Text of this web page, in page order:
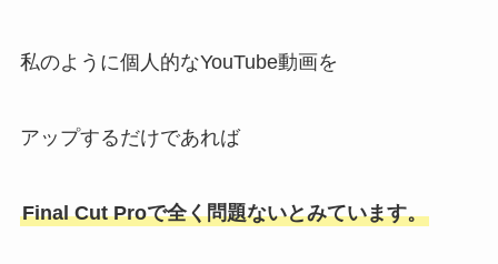
私のように個人的なYouTube動画を
アップするだけであれば
Final Cut Proで全く問題ないとみています。